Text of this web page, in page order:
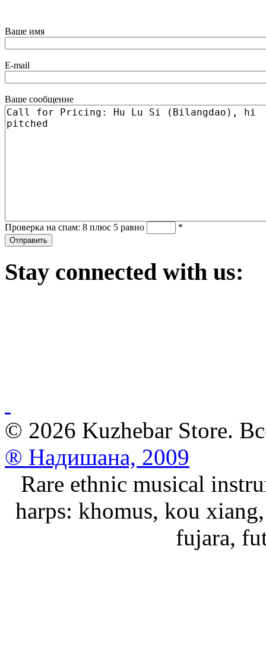
Ваше имя
E-mail
Ваше сообщение
Проверка на спам: 8 плюс 5 равно *
Stay connected with us:
© 2026 Kuzhebar Store.
® Надишана, 2009
Rare ethnic musical
harps: khomus, kou
fujara,